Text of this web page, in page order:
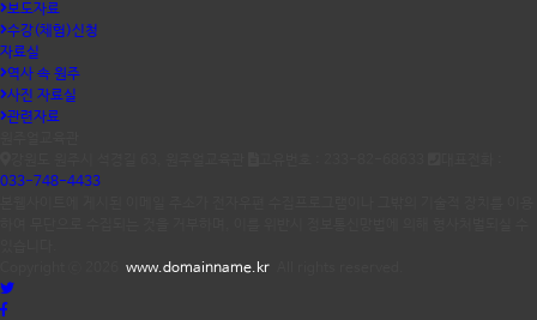
보도자료
수강(체험)신청
자료실
역사 속 원주
사진 자료실
관련자료
033-748-4433
www.domainname.kr